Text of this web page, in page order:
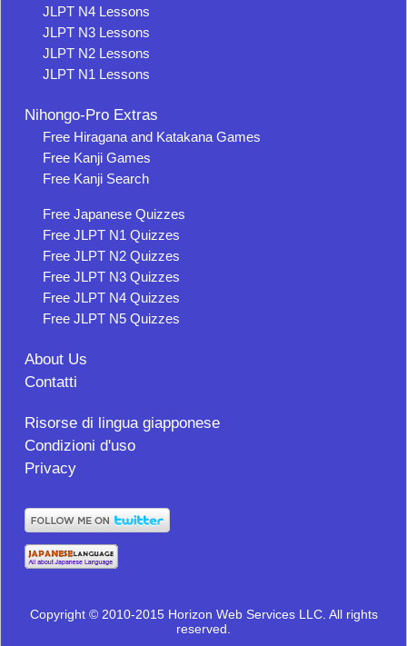
JLPT N4 Lessons
JLPT N3 Lessons
JLPT N2 Lessons
JLPT N1 Lessons
Nihongo-Pro Extras
Free Hiragana and Katakana Games
Free Kanji Games
Free Kanji Search
Free Japanese Quizzes
Free JLPT N1 Quizzes
Free JLPT N2 Quizzes
Free JLPT N3 Quizzes
Free JLPT N4 Quizzes
Free JLPT N5 Quizzes
About Us
Contatti
Risorse di lingua giapponese
Condizioni d'uso
Privacy
Copyright © 2010-2015 Horizon Web Services LLC. All rights
reserved.